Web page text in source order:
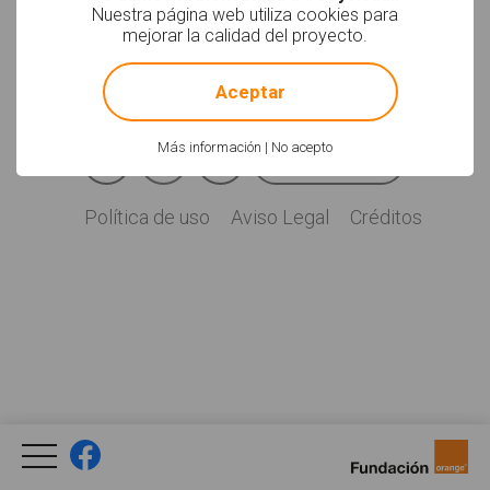
Soyvisual.org es un
Fundación Orange.
Social
FacebookYouTubeTwitter
Newsletter
Política de uso Aviso Legal Créditos
Nuestra página web utiliza cookies para
mejorar la calidad del proyecto.
Más información | No acepto
! Not valid!
Aceptar